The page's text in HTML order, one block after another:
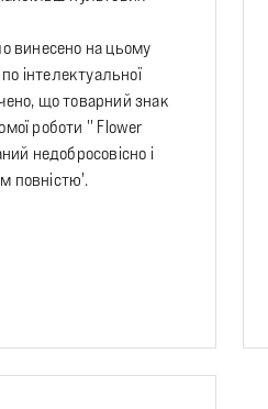
винесено на цьому
інтелектуальної
що товарний знак
роботи '' Flower
недобросовісно і
повністю'.